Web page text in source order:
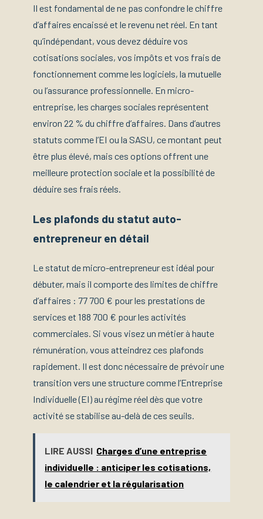
Il est fondamental de ne pas confondre le chiffre
d’affaires encaissé et le revenu net réel. En tant
qu’indépendant, vous devez déduire vos
cotisations sociales, vos impôts et vos frais de
fonctionnement comme les logiciels, la mutuelle
ou l’assurance professionnelle. En micro-
entreprise, les charges sociales représentent
environ 22 % du chiffre d’affaires. Dans d’autres
statuts comme l’EI ou la SASU, ce montant peut
être plus élevé, mais ces options offrent une
meilleure protection sociale et la possibilité de
déduire ses frais réels.
Les plafonds du statut auto-
entrepreneur en détail
Le statut de micro-entrepreneur est idéal pour
débuter, mais il comporte des limites de chiffre
d’affaires : 77 700 € pour les prestations de
services et 188 700 € pour les activités
commerciales. Si vous visez un métier à haute
rémunération, vous atteindrez ces plafonds
rapidement. Il est donc nécessaire de prévoir une
transition vers une structure comme l’Entreprise
Individuelle (EI) au régime réel dès que votre
activité se stabilise au-delà de ces seuils.
LIRE AUSSI Charges d’une entreprise
individuelle : anticiper les cotisations,
le calendrier et la régularisation